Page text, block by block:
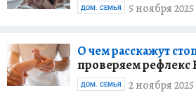
5 ноября 2025
ДОМ. СЕМЬЯ
О чем расскажут
проверяем рефлекс
2 ноября 2025
ДОМ. СЕМЬЯ